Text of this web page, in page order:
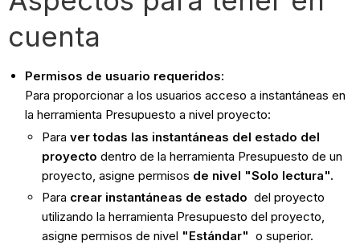
cuenta
Permisos de usuario requeridos:
Para proporcionar a los usuarios acceso a instantáneas en
la herramienta Presupuesto a nivel proyecto:
Paraver todas las instantáneas del estado del
proyecto dentro de la herramienta Presupuesto de un
proyecto, asigne permisos de nivel "Solo lectura".
Para crear instantáneas de estado del proyecto
utilizando la herramienta Presupuesto del proyecto,
asigne permisos de nivel "Estándar" o superior.